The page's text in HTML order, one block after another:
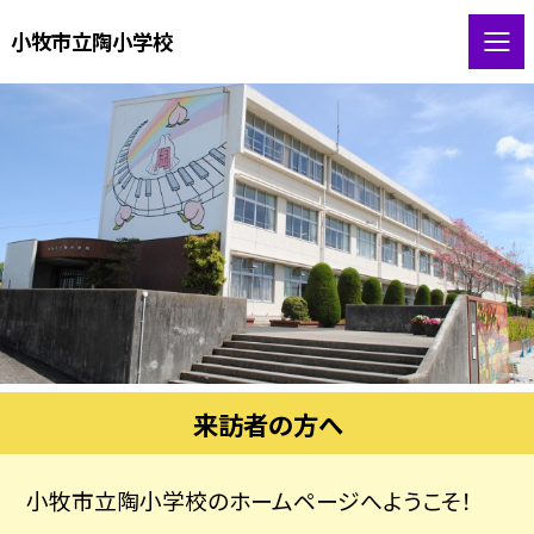
小牧市立陶小学校
来訪者の方へ
小牧市立陶小学校のホームページへようこそ！